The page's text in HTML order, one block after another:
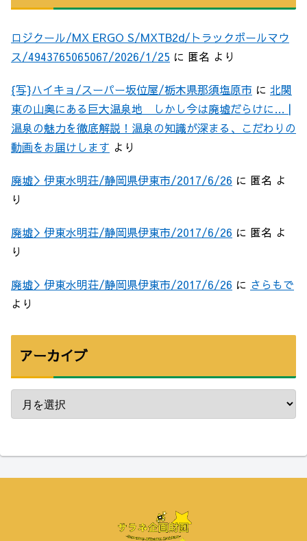
ロジクール/MX ERGO S/MXTB2d/トラックボールマウ
ス/4943765065067/2026/1/25 に 匿名 より
{写}ハイキョ/スーパー坂位屋/栃木県那須塩原市 に 北関
東の山奥にある巨大温泉地 しかし今は廃墟だらけに… |
温泉の魅力を徹底解説！温泉の知識が深まる、こだわりの
動画をお届けします より
廃墟＞伊東水明荘/静岡県伊東市/2017/6/26 に 匿名 よ
り
廃墟＞伊東水明荘/静岡県伊東市/2017/6/26 に 匿名 よ
り
廃墟＞伊東水明荘/静岡県伊東市/2017/6/26 に さらもで
より
アーカイブ